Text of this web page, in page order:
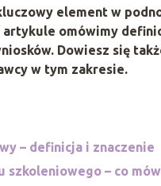
element w
artykule omówimy
Dowiesz się
w tym zakresie.
– definicja i znaczenie
szkoleniowego – co